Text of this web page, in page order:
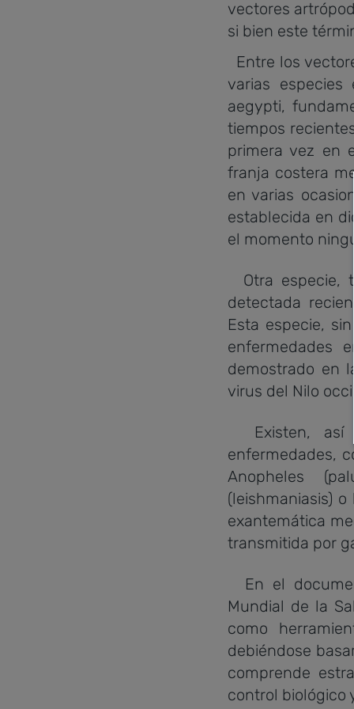
vectores
si bien este
Entre los
varias
aegypti,
tiempos
primera vez en
franja costera
en varias
establecida en
el momento
Otra especie,
detectada
Esta especie,
enfermedades
demostrado en
virus del Nilo
Existen, así
enfermedades,
Anopheles
(leishmaniasis)
exantemática
transmitida por
En el
Mundial de la
como
debiéndose
comprende
control biológico